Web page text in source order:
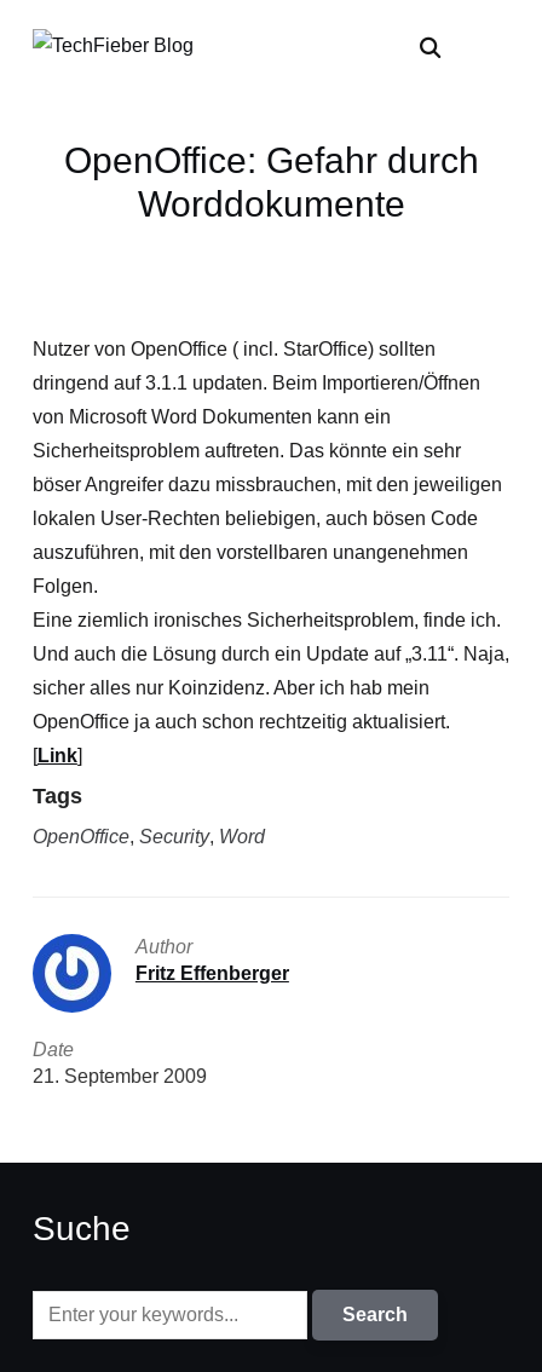
OpenOffice: Gefahr durch
Worddokumente
Nutzer von OpenOffice ( incl. StarOffice) sollten
dringend auf 3.1.1 updaten. Beim Importieren/Öffnen
von Microsoft Word Dokumenten kann ein
Sicherheitsproblem auftreten. Das könnte ein sehr
böser Angreifer dazu missbrauchen, mit den jeweiligen
lokalen User-Rechten beliebigen, auch bösen Code
auszuführen, mit den vorstellbaren unangenehmen
Folgen.
Eine ziemlich ironisches Sicherheitsproblem, finde ich.
Und auch die Lösung durch ein Update auf „3.11“. Naja,
sicher alles nur Koinzidenz. Aber ich hab mein
OpenOffice ja auch schon rechtzeitig aktualisiert.
[Link]
Tags
OpenOffice, Security, Word
Author
Fritz Effenberger
Date
21. September 2009
Suche